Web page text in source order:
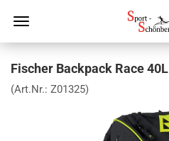
Fischer Backpack Race 40L
(Art.Nr.: Z01325)